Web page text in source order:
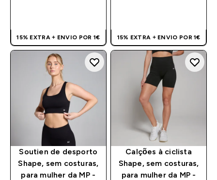
15% EXTRA + ENVIO POR 1€ 15% EXTRA + ENVIO POR 1€
Soutien de desporto
Shape, sem costuras,
para mulher da MP -
Calções à ciclista
Shape, sem costuras,
para mulher da MP -